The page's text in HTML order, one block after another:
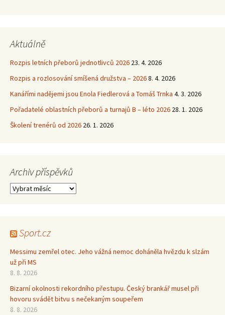
Aktuálně
Rozpis letních přeborů jednotlivců 2026 23. 4. 2026
Rozpis a rozlosování smíšená družstva – 20268. 4. 2026
Kanářími nadějemi jsou Enola Fiedlerová a Tomáš Trnka 4. 3. 2026
Pořadatelé oblastních přeborů a turnajů B – léto 2026 28. 1. 2026
Školení trenérů od 2026 26. 1. 2026
Archiv příspěvků
Archiv
Sport.cz
Messimu zemřel otec. Jeho vážná nemoc doháněla hvězdu k slzám
už při MS
8. 8. 2026
Bizarní okolnosti rekordního přestupu. Český brankář musel při
hovoru svádět bitvu s nečekaným soupeřem
8. 8. 2026